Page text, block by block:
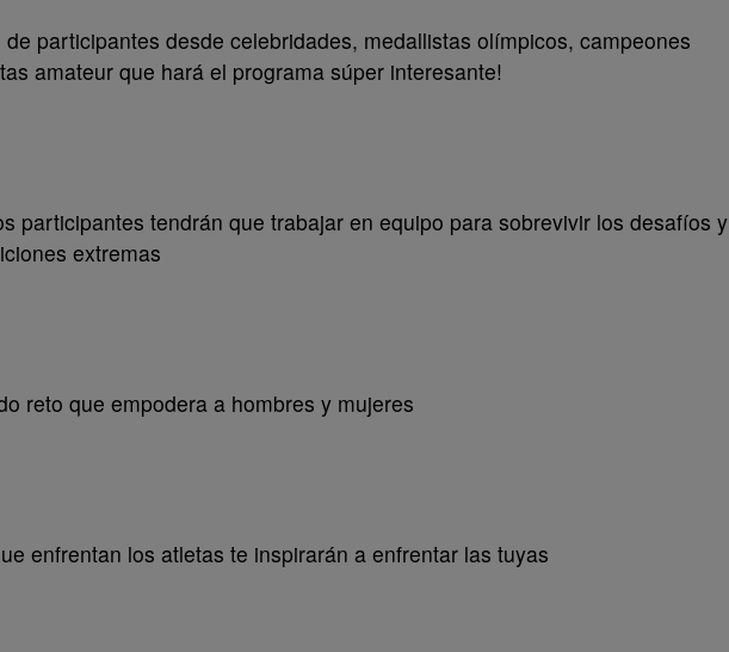
de participantes desde celebridades, medallistas olímpicos, campeones
amateur que hará el programa súper interesante!
participantes tendrán que trabajar en equipo para sobrevivir los desafíos y
extremas
reto que empodera a hombres y mujeres
enfrentan los atletas te inspirarán a enfrentar las tuyas